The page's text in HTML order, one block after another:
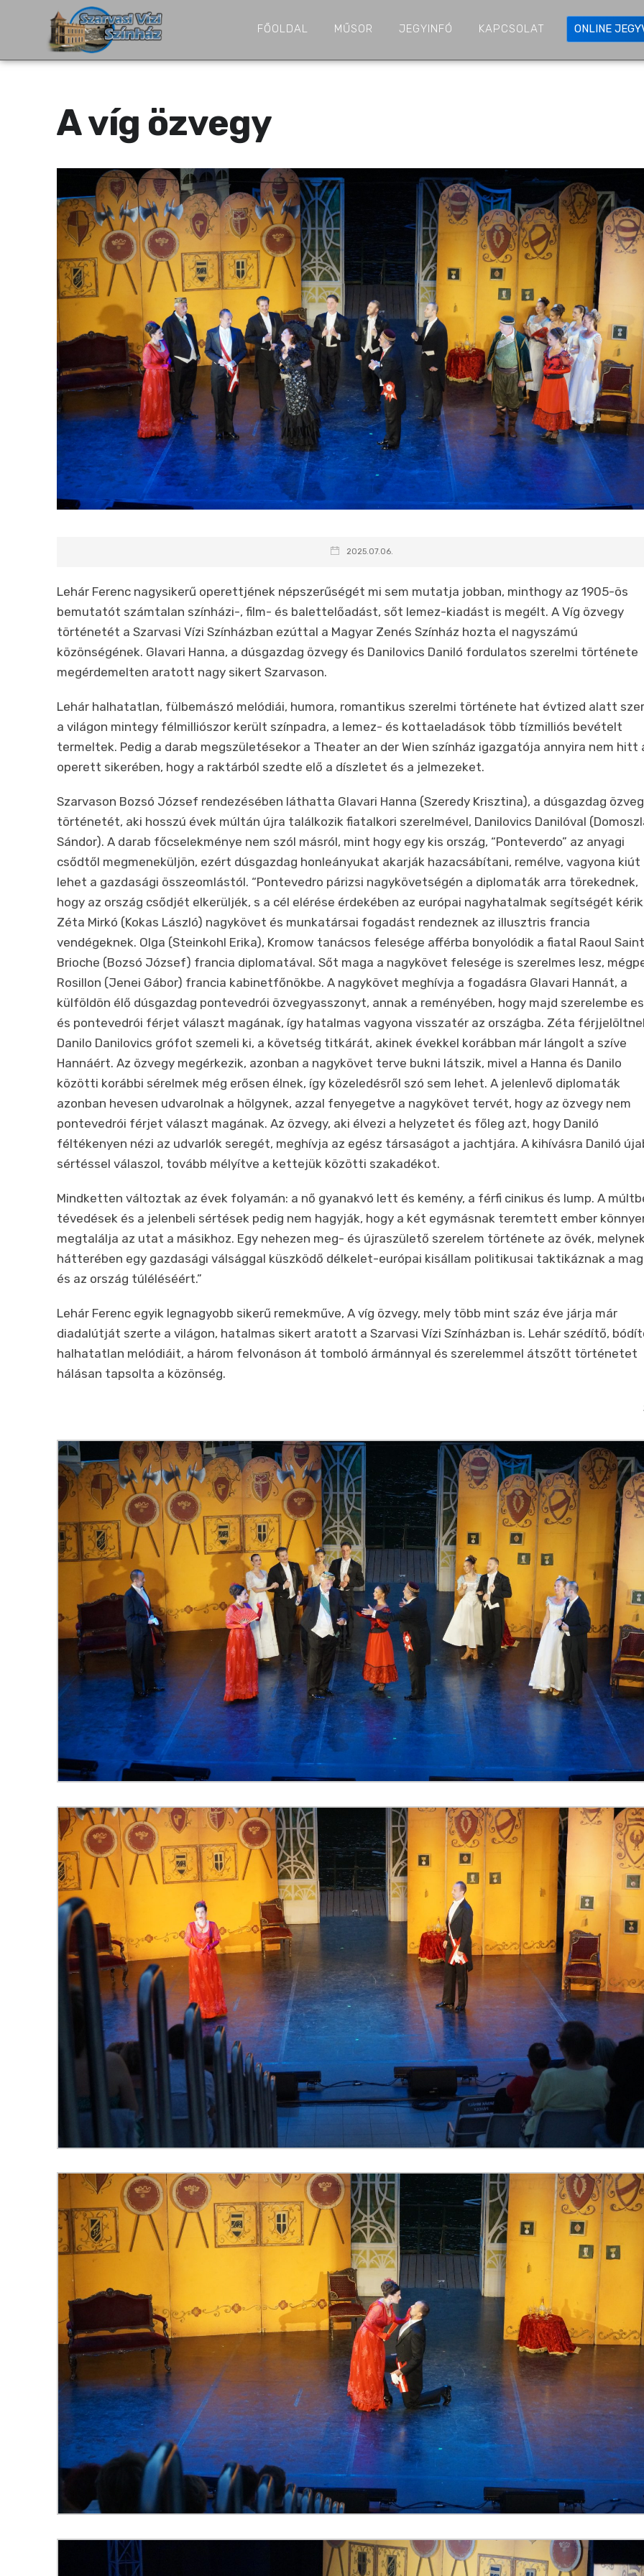
FŐOLDAL MŰSOR JEGYINFÓ KAPCSOLAT ONLINE
A víg özvegy
2025.07.06.
Lehár Ferenc nagysikerű operettjének népszerűségét mi sem mutatja jobban, minthogy az 1905-ös
bemutatót számtalan színházi-, film- és balettelőadást, sőt lemez-kiadást is megélt. A Víg özvegy
történetét a Szarvasi Vízi Színházban ezúttal a Magyar Zenés Színház hozta el nagyszámú
közönségének. Glavari Hanna, a dúsgazdag özvegy és Danilovics Daniló fordulatos szerelmi története
megérdemelten aratott nagy sikert Szarvason.
Lehár halhatatlan, fülbemászó melódiái, humora, romantikus szerelmi története hat évtized alatt
a világon mintegy félmilliószor került színpadra, a lemez- és kottaeladások több tízmilliós bevételt
termeltek. Pedig a darab megszületésekor a Theater an der Wien színház igazgatója annyira nem hitt
operett sikerében, hogy a raktárból szedte elő a díszletet és a jelmezeket.
Szarvason Bozsó József rendezésében láthatta Glavari Hanna (Szeredy Krisztina), a dúsgazdag
történetét, aki hosszú évek múltán újra találkozik fiatalkori szerelmével, Danilovics Danilóval (
Sándor). A darab főcselekménye nem szól másról, mint hogy egy kis ország, “Ponteverdo” az anyagi
csődtől megmeneküljön, ezért dúsgazdag honleányukat akarják hazacsábítani, remélve, vagyona kiút
lehet a gazdasági összeomlástól. “Pontevedro párizsi nagykövetségén a diplomaták arra törekednek,
hogy az ország csődjét elkerüljék, s a cél elérése érdekében az európai nagyhatalmak segítségét
Zéta Mirkó (Kokas László) nagykövet és munkatársai fogadást rendeznek az illusztris francia
vendégeknek. Olga (Steinkohl Erika), Kromow tanácsos felesége afférba bonyolódik a fiatal Raoul Saint
Brioche (Bozsó József) francia diplomatával. Sőt maga a nagykövet felesége is szerelmes lesz,
Rosillon (Jenei Gábor) francia kabinetfőnökbe. A nagykövet meghívja a fogadásra Glavari Hannát, a
külföldön élő dúsgazdag pontevedrói özvegyasszonyt, annak a reményében, hogy majd szerelembe
és pontevedrói férjet választ magának, így hatalmas vagyona visszatér az országba. Zéta
Danilo Danilovics grófot szemeli ki, a követség titkárát, akinek évekkel korábban már lángolt a szíve
Hannáért. Az özvegy megérkezik, azonban a nagykövet terve bukni látszik, mivel a Hanna és Danilo
közötti korábbi sérelmek még erősen élnek, így közeledésről szó sem lehet. A jelenlevő diplomaták
azonban hevesen udvarolnak a hölgynek, azzal fenyegetve a nagykövet tervét, hogy az özvegy nem
pontevedrói férjet választ magának. Az özvegy, aki élvezi a helyzetet és főleg azt, hogy Daniló
féltékenyen nézi az udvarlók seregét, meghívja az egész társaságot a jachtjára. A kihívásra Daniló
sértéssel válaszol, tovább mélyítve a kettejük közötti szakadékot.
Mindketten változtak az évek folyamán: a nő gyanakvó lett és kemény, a férfi cinikus és lump. A
tévedések és a jelenbeli sértések pedig nem hagyják, hogy a két egymásnak teremtett ember
megtalálja az utat a másikhoz. Egy nehezen meg- és újraszülető szerelem története az övék,
hátterében egy gazdasági válsággal küszködő délkelet-európai kisállam politikusai taktikáznak a
és az ország túléléséért.”
Lehár Ferenc egyik legnagyobb sikerű remekműve, A víg özvegy, mely több mint száz éve járja már
diadalútját szerte a világon, hatalmas sikert aratott a Szarvasi Vízi Színházban is. Lehár szédítő,
halhatatlan melódiáit, a három felvonáson át tomboló ármánnyal és szerelemmel átszőtt történetet
hálásan tapsolta a közönség.